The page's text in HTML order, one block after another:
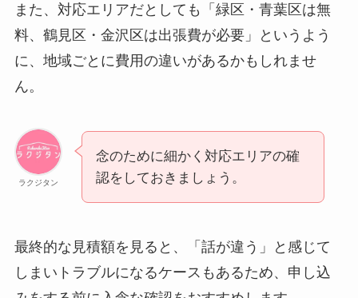
また、対応エリアだとしても「緑区・青葉区は無
料、鶴見区・金沢区は出張費が必要」というよう
に、地域ごとに費用の違いがあるかもしれませ
ん。
ラクジタン
念のために細かく対応エリアの確
認をしておきましょう。
最終的な見積額を見ると、「話が違う」と感じて
しまいトラブルになるケースもあるため、申し込